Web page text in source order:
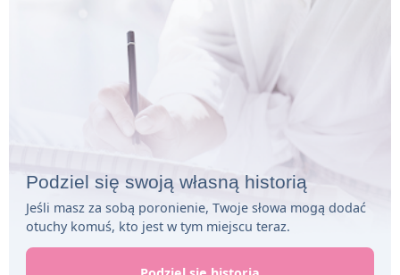
Podziel się swoją własną historią
Jeśli masz za sobą poronienie, Twoje słowa mogą dodać
otuchy komuś, kto jest w tym miejscu teraz.